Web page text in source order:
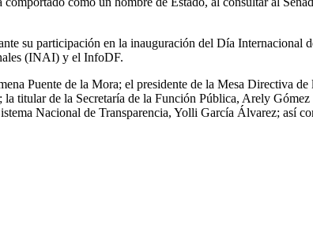
su participación en la inauguración del Día
(INAI) y el InfoDF.
Puente de la Mora; el presidente de la Mesa Directiva
titular de la Secretaría de la Función Pública, Arely
Nacional de Transparencia, Yolli García Álvarez; así